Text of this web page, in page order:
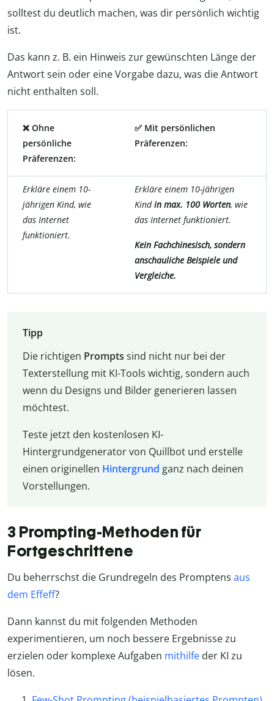
solltest du deutlich machen, was dir persönlich wichtig
ist.
Das kann z. B. ein Hinweis zur gewünschten Länge der
Antwort sein oder eine Vorgabe dazu, was die Antwort
nicht enthalten soll.
❌ Ohne
persönliche
Präferenzen:
✅ Mit persönlichen
Präferenzen:
Erkläre einem 10-
jährigen Kind, wie
das Internet
funktioniert.
Erkläre einem 10-jährigen
Kindin max. 100 Worten, wie
das Internet funktioniert.
Kein Fachchinesisch, sondern
anschauliche Beispiele und
Vergleiche.
Tipp
Die richtigen Prompts sind nicht nur bei der
Texterstellung mit KI-Tools wichtig, sondern auch
wenn du Designs und Bilder generieren lassen
möchtest.
Teste jetzt den kostenlosen KI-
Hintergrundgenerator von Quillbot und erstelle
einen originellen Hintergrund ganz nach deinen
Vorstellungen.
3 Prompting-Methoden für
Fortgeschrittene
Du beherrschst die Grundregeln des Promptens aus
dem Effeff?
Dann kannst du mit folgenden Methoden
experimentieren, um noch bessere Ergebnisse zu
erzielen oder komplexe Aufgaben mithilfe der KI zu
lösen.